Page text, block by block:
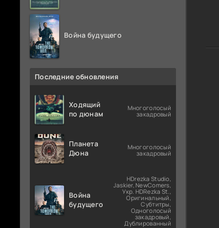
Война будущего
Последние обновления
Ходящий
по дюнам
Многоголосый
закадровый
Планета
Дюна
Многоголосый
закадровый
Война
будущего
HDrezka Studio,
Jaskier, NewComers,
Укр. HDRezka St.,
Оригинальный,
Субтитры,
Одноголосый
закадровый,
Дублированный